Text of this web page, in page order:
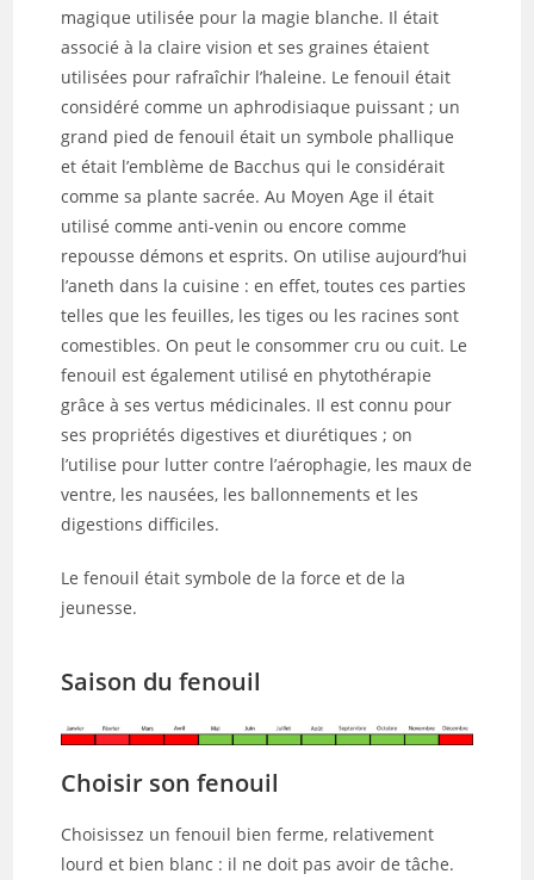
magique utilisée pour la magie blanche. Il était
associé à la claire vision et ses graines étaient
utilisées pour rafraîchir l’haleine. Le fenouil était
considéré comme un aphrodisiaque puissant ; un
grand pied de fenouil était un symbole phallique
et était l’emblème de Bacchus qui le considérait
comme sa plante sacrée. Au Moyen Age il était
utilisé comme anti-venin ou encore comme
repousse démons et esprits. On utilise aujourd’hui
l’aneth dans la cuisine : en effet, toutes ces parties
telles que les feuilles, les tiges ou les racines sont
comestibles. On peut le consommer cru ou cuit. Le
fenouil est également utilisé en phytothérapie
grâce à ses vertus médicinales. Il est connu pour
ses propriétés digestives et diurétiques ; on
l’utilise pour lutter contre l’aérophagie, les maux de
ventre, les nausées, les ballonnements et les
digestions difficiles.
Le fenouil était symbole de la force et de la
jeunesse.
Saison du fenouil
Choisir son fenouil
Choisissez un fenouil bien ferme, relativement
lourd et bien blanc : il ne doit pas avoir de tâche.